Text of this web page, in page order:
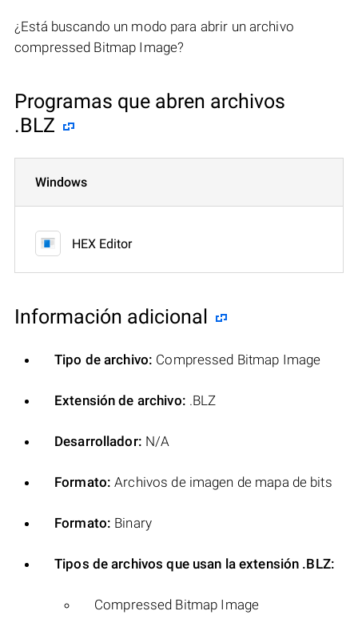
¿Está buscando un modo para abrir un archivo
compressed Bitmap Image?
Programas que abren archivos
.BLZ
Windows
HEX Editor
Información adicional
Tipo de archivo: Compressed Bitmap Image
Extensión de archivo: .BLZ
Desarrollador: N/A
Formato: Archivos de imagen de mapa de bits
Formato: Binary
Tipos de archivos que usan la extensión .BLZ:
Compressed Bitmap Image